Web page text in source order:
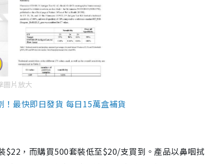
圖片放大
最快即日發貨 每日15萬盒補貨
$22，而購買500套裝低至$20/支買到。產品以鼻咽